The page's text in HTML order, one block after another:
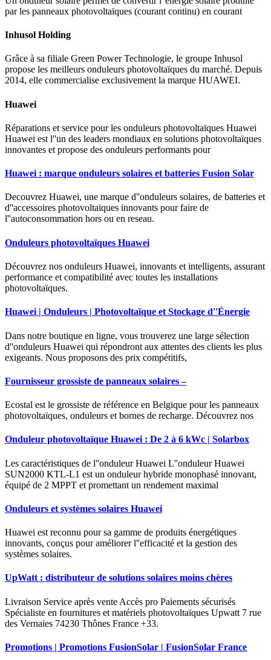
par les panneaux photovoltaïques (courant continu) en courant
Inhusol Holding
Grâce à sa filiale Green Power Technologie, le groupe Inhusol
propose les meilleurs onduleurs photovoltaïques du marché. Depuis
2014, elle commercialise exclusivement la marque HUAWEI.
Huawei
Réparations et service pour les onduleurs photovoltaïques Huawei
Huawei est l''un des leaders mondiaux en solutions photovoltaïques
innovantes et propose des onduleurs performants pour
Huawei : marque onduleurs solaires et batteries Fusion Solar
Decouvrez Huawei, une marque d''onduleurs solaires, de batteries et
d''accessoires photovoltaiques innovants pour faire de
l''autoconsommation hors ou en reseau.
Onduleurs photovoltaïques Huawei
Découvrez nos onduleurs Huawei, innovants et intelligents, assurant
performance et compatibilité avec toutes les installations
photovoltaïques.
Huawei | Onduleurs | Photovoltaïque et Stockage d''Énergie
Dans notre boutique en ligne, vous trouverez une large sélection
d''onduleurs Huawei qui répondront aux attentes des clients les plus
exigeants. Nous proposons des prix compétitifs,
Fournisseur grossiste de panneaux solaires –
Ecostal est le grossiste de référence en Belgique pour les panneaux
photovoltaïques, onduleurs et bornes de recharge. Découvrez nos
Onduleur photovoltaïque Huawei : De 2 à 6 kWc | Solarbox
Les caractéristiques de l''onduleur Huawei L''onduleur Huawei
SUN2000 KTL-L1 est un onduleur hybride monophasé innovant,
équipé de 2 MPPT et promettant un rendement maximal
Onduleurs et systèmes solaires Huawei
Huawei est reconnu pour sa gamme de produits énergétiques
innovants, conçus pour améliorer l''efficacité et la gestion des
systèmes solaires.
UpWatt : distributeur de solutions solaires moins chères
Livraison Service après vente Accès pro Paiements sécurisés
Spécialiste en fournitures et matériels photovoltaïques Upwatt 7 rue
des Vernaies 74230 Thônes France +33.
Promotions | Promotions FusionSolar | FusionSolar France